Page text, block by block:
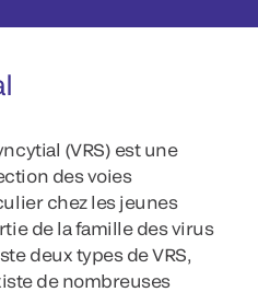
(VRS) est une
des voies
chez les jeunes
de la famille des virus
deux types de VRS,
de nombreuses